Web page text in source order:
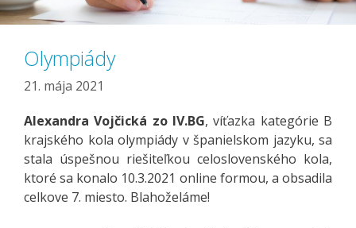
Olympiády
21. mája 2021
Alexandra Vojčická zo IV.BG, víťazka kategórie B
krajského kola olympiády v španielskom jazyku, sa
stala úspešnou riešiteľkou celoslovenského kola,
ktoré sa konalo 10.3.2021 online formou, a obsadila
celkove 7. miesto. Blahoželáme!